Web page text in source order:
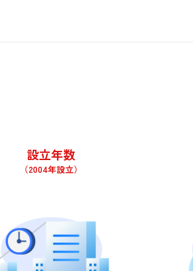
設立年数
（2004年設立）